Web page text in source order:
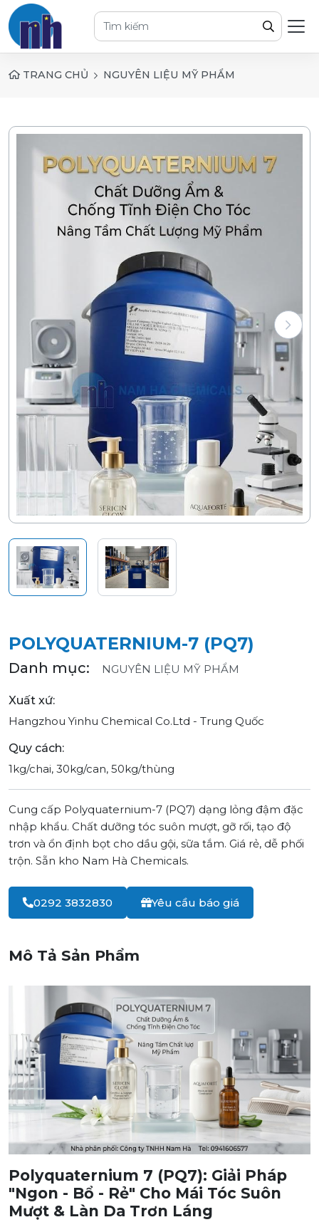
TRANG CHỦ NGUYÊN LIỆU MỸ PHẨM
POLYQUATERNIUM-7 (PQ7)
Danh mục: NGUYÊN LIỆU MỸ PHẨM
Xuất xứ:
Hangzhou Yinhu Chemical Co.Ltd - Trung Quốc
Quy cách:
1kg/chai, 30kg/can, 50kg/thùng
Cung cấp Polyquaternium-7 (PQ7) dạng lỏng đậm đặc
nhập khẩu. Chất dưỡng tóc suôn mượt, gỡ rối, tạo độ
trơn và ổn định bọt cho dầu gội, sữa tắm. Giá rẻ, dễ phối
trộn. Sẵn kho Nam Hà Chemicals.
0292 3832830 Yêu cầu báo giá
Mô Tả Sản Phẩm
Polyquaternium 7 (PQ7): Giải Pháp
"Ngon - Bổ - Rẻ" Cho Mái Tóc Suôn
Mượt & Làn Da Trơn Láng